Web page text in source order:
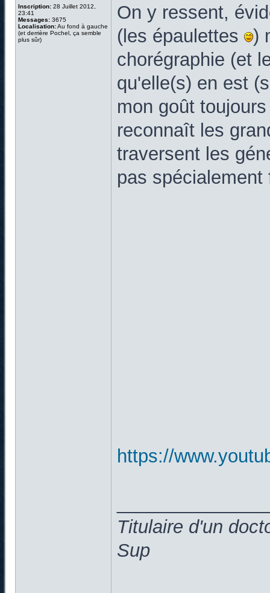
Inscription: 28 Juillet 2012,
23:41
Messages: 3675
Localisation:Au fond à gauche
(et derrière Pochel, ça semble
plus sûr)
On y ressent,
(les épaulettes
)
chorégraphie (et
qu'elle(s) en est
mon goût
reconnaît les
traversent les
pas
https://
Titulaire d'un
Sup